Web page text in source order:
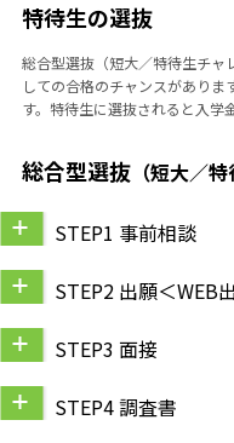
特待生の選抜
総合型選抜（短大／特待生チャ
しての合格のチャンスがあり
す。特待生に選抜されると入学
総合型選抜（短大／特
STEP1 事前相談
STEP2 出願＜WEB
STEP3 面接
STEP4 調査書